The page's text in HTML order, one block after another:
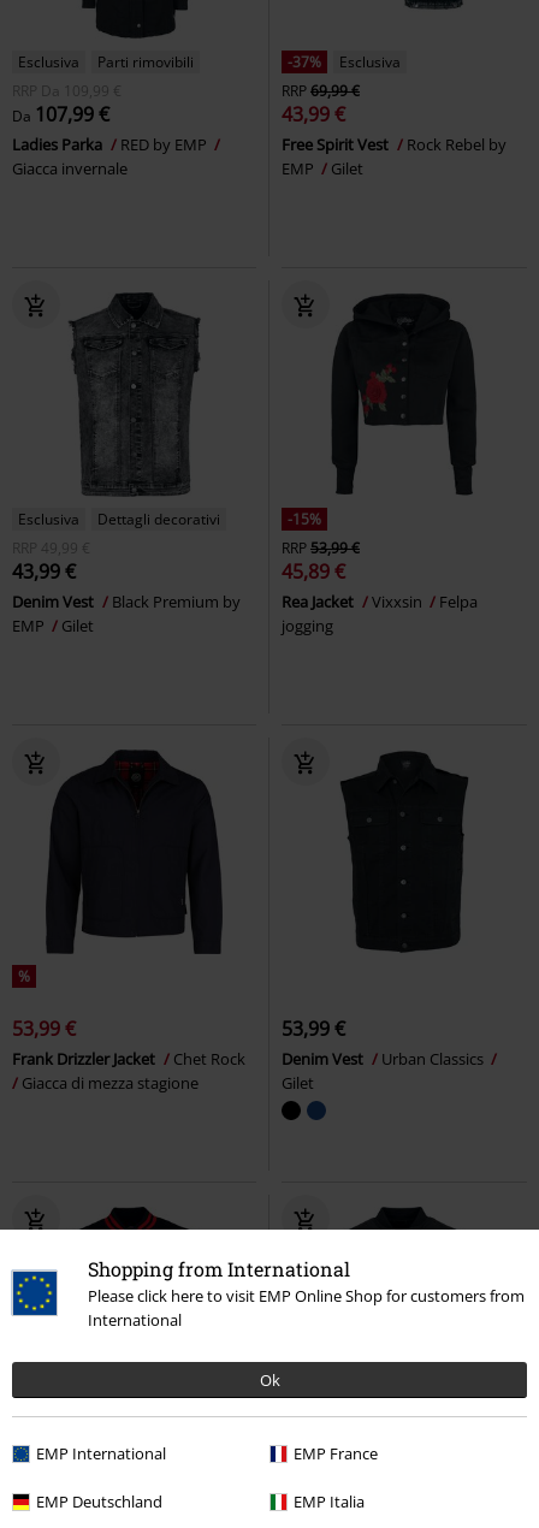
Shopping from International
Please click here to visit EMP Online Shop for customers from
International
Ok
EMP International EMP France
EMP Deutschland EMP Italia
Esclusiva
Parti rimovibili
RRP
Da
109,99 €
Da 107,99 €
Ladies Parka
RED by EMP
Giacca invernale
-37%
Esclusiva
RRP69,99 €
43,99 €
Free Spirit Vest
Rock Rebel by
EMP
Gilet
Esclusiva
Dettagli decorativi
RRP
49,99 €
43,99 €
Denim Vest
Black Premium by
EMP
Gilet
-15%
RRP53,99 €
45,89 €
Rea Jacket Vixxsin
Felpa
jogging
%
53,99 €
Frank Drizzler Jacket
Chet Rock
Giacca di mezza stagione
53,99 €
Denim Vest
Urban Classics
Gilet
Inaugural Park - Guest Section B Ladies Light Bomber Jacket